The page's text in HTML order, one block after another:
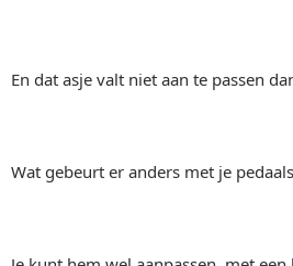
En dat asje valt niet aan te passen
Wat gebeurt er anders met je